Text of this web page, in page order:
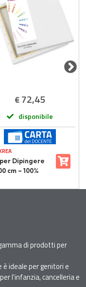
€ 72,45
disponibile
Dipingere
cm – 100%
di prodotti per
ideale per genitori e
l'infanzia, cancelleria e